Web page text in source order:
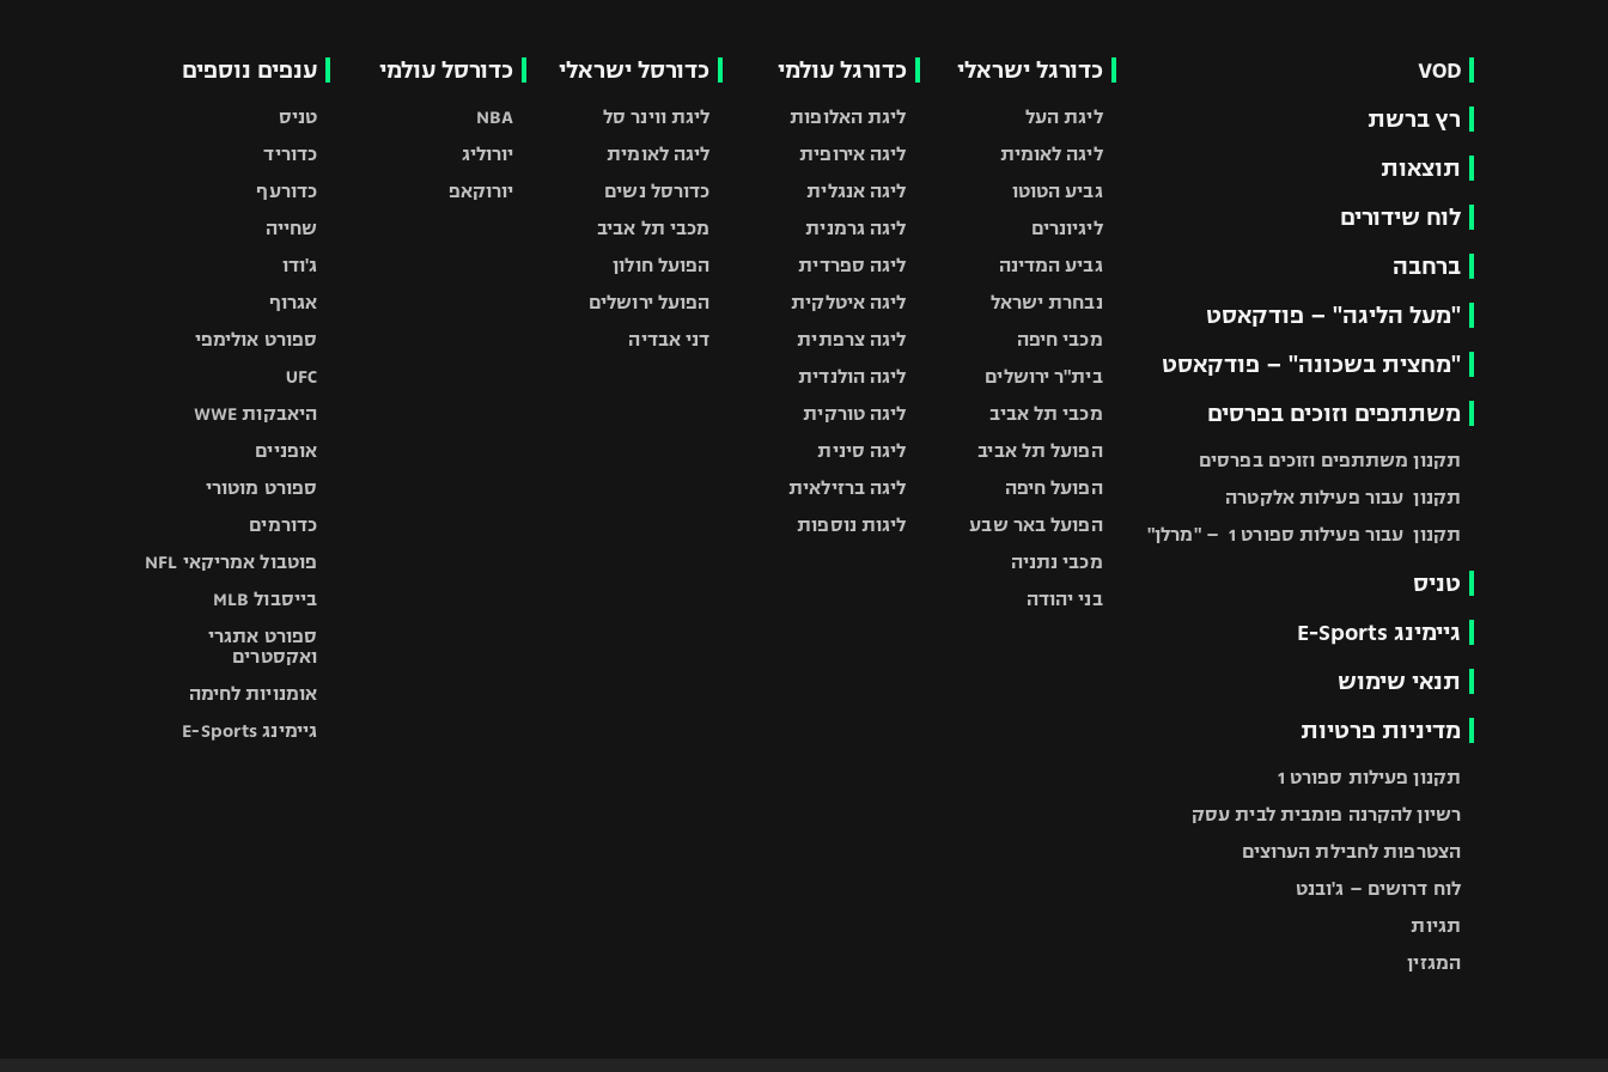
VOD
רץ ברשת
תוצאות
לוח שידורים
ברחבה
"מעל הליגה" – פודקאסט
"מחצית בשכונה" – פודקאסט
משתתפים וזוכים בפרסים
תקנון משתתפים וזוכים בפרסים
תקנון עבור פעילות אלקטרה
תקנון עבור פעילות ספורט 1 – "מרלן"
טניס
גיימינג E-Sports
תנאי שימוש
מדיניות פרטיות
תקנון פעילות ספורט 1
רשיון להקרנה פומבית לבית עסק
הצטרפות לחבילת הערוצים
לוח דרושים – ג'ובנט
תגיות
המגזין
כדורגל ישראלי
ליגת העל
ליגה לאומית
גביע הטוטו
ליגיונרים
גביע המדינה
נבחרת ישראל
מכבי חיפה
בית"ר ירושלים
מכבי תל אביב
הפועל תל אביב
הפועל חיפה
הפועל באר שבע
מכבי נתניה
בני יהודה
כדורגל עולמי
ליגת האלופות
ליגה אירופית
ליגה אנגלית
ליגה גרמנית
ליגה ספרדית
ליגה איטלקית
ליגה צרפתית
ליגה הולנדית
ליגה טורקית
ליגה סינית
ליגה ברזילאית
ליגות נוספות
כדורסל ישראלי
ליגת ווינר סל
ליגה לאומית
כדורסל נשים
מכבי תל אביב
הפועל חולון
הפועל ירושלים
דני אבדיה
כדורסל עולמי
NBA
יורוליג
יורוקאפ
ענפים נוספים
טניס
כדוריד
כדורעף
שחייה
ג'ודו
אגרוף
ספורט אולימפי
UFC
היאבקות WWE
אופניים
ספורט מוטורי
כדורמים
פוטבול אמריקאי NFL
בייסבול MLB
ספורט אתגרי
ואקסטרים
אומנויות לחימה
גיימינג E-Sports